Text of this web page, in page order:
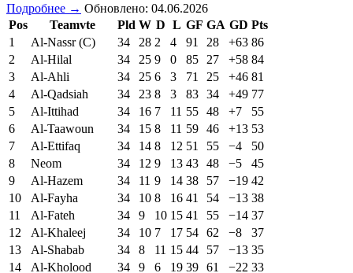
Подробнее → Обновлено: 04.06.2026
Pos
Teamvte Pld W D L GF GA GD Pts
1
Al-Nassr (C) 34 28 2 4 91 28 +63 86
2
Al-Hilal 34 25 9 0 85 27 +58 84
3
Al-Ahli 34 25 6 3 71 25 +46 81
4
Al-Qadsiah 34 23 8 3 83 34 +49 77
5
Al-Ittihad 34 16 7 11 55 48 +7
55
6
Al-Taawoun 34 15 8 11 59 46 +13 53
7
Al-Ettifaq 34 14 8 12 51 55 −4
50
8
Neom 34 12 9 13 43 48 −5
45
9
Al-Hazem 34 11 9 14 38 57 −19 42
10
Al-Fayha 34 10 8 16 41 54 −13 38
11
Al-Fateh 34 9 10 15 41 55 −14 37
12
Al-Khaleej 34 10 7 17 54 62 −8
37
13
Al-Shabab 34 8 11 15 44 57 −13 35
14
Al-Kholood 34 9 6 19 39 61 −22 33